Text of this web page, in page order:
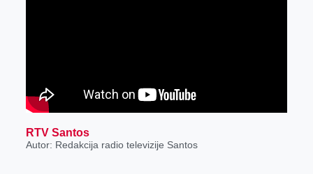
RTV Santos
Autor: Redakcija radio televizije Santos